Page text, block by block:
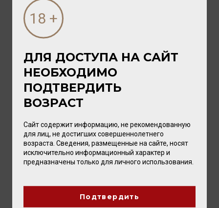
близкими. А чтобы это...
03 АВГУСТА 2026
ДЛЯ ДОСТУПА НА САЙТ
НЕОБХОДИМО
ПОДТВЕРДИТЬ
ВОЗРАСТ
Сайт содержит информацию, не рекомендованную
для лиц, не достигших совершеннолетнего
возраста. Сведения, размещенные на сайте, носят
исключительно информационный характер и
предназначены только для личного использования.
Подтвердить